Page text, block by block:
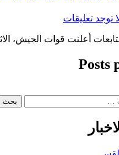
توجد تعليقات
متابعات أعلنت قوات الجيش،
Posts